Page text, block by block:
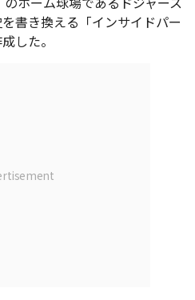
書き換える「インサイドパー
した。